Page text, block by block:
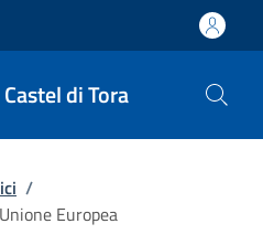
di Tora
/
Europea